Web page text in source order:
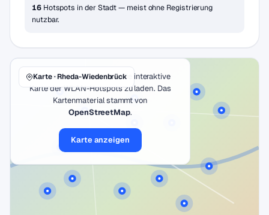
16Hotspots in der Stadt — meist ohne Registrierung
nutzbar.
Klicke auf den Button, um die interaktive
Karte der WLAN-Hotspots zu laden. Das
Kartenmaterial stammt von
OpenStreetMap.
Karte anzeigen
Karte · Rheda-Wiedenbrück